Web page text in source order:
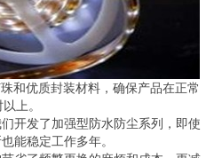
和优质封装材料，确保产品在正常
上。
开发了加强型防水防尘系列，即使
能稳定工作多年。